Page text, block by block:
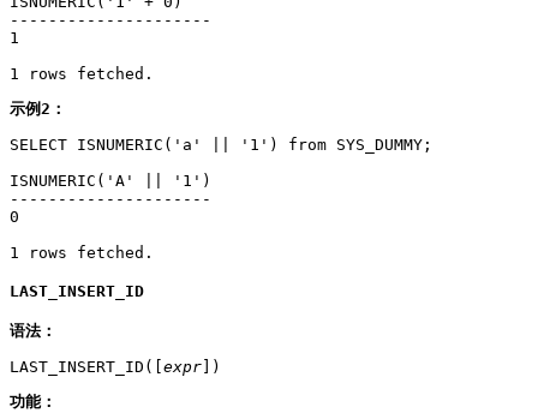
---------------------
1
1 rows fetched.
示例2：
SELECT ISNUMERIC('a' || '1') from SYS_DUMMY;
ISNUMERIC('A' || '1')
---------------------
0
1 rows fetched.
LAST_INSERT_ID
语法：
LAST_INSERT_ID([ expr ])
功能：